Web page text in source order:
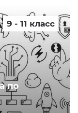
9 - 11 класс
по